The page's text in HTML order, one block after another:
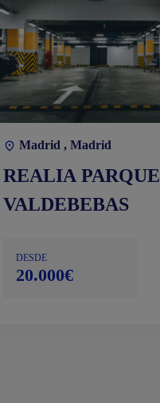
Madrid , Madrid
REALIA PARQUE
VALDEBEBAS
DESDE
20.000€